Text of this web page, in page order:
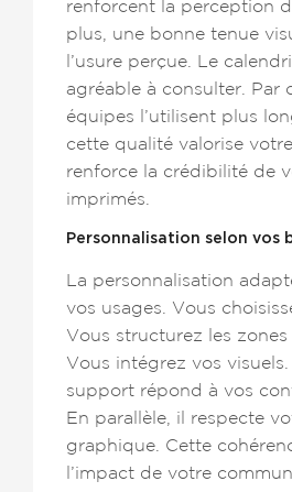
renforcent la perception
plus, une bonne tenue
l’usure perçue. Le
agréable à consulter. Par
équipes l’utilisent plus
cette qualité valorise
renforce la crédibilité de
imprimés.
Personnalisation selon vos
La personnalisation
vos usages. Vous
Vous structurez les zones
Vous intégrez vos
support répond à vos
En parallèle, il respecte
graphique. Cette
l’impact de votre